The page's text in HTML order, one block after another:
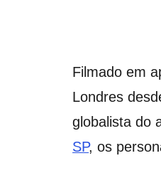
Filmado em
Londres
globalista do
SP, os